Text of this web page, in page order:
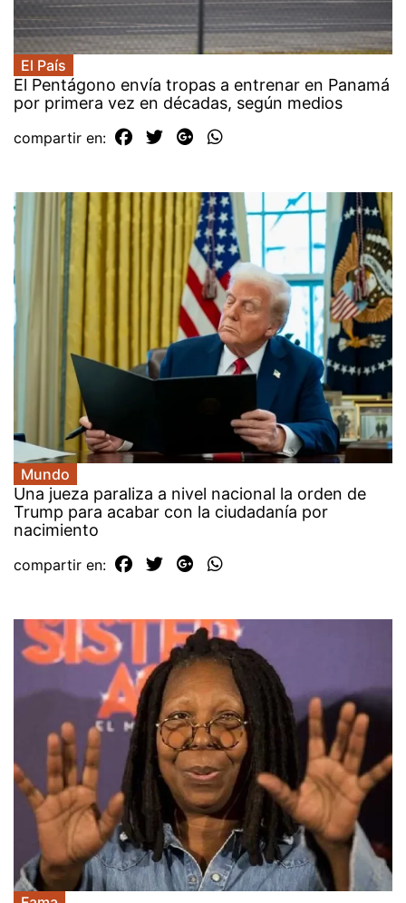
El País
El Pentágono envía tropas a entrenar en Panamá
por primera vez en décadas, según medios
compartir en:
Mundo
Una jueza paraliza a nivel nacional la orden de
Trump para acabar con la ciudadanía por
nacimiento
compartir en: